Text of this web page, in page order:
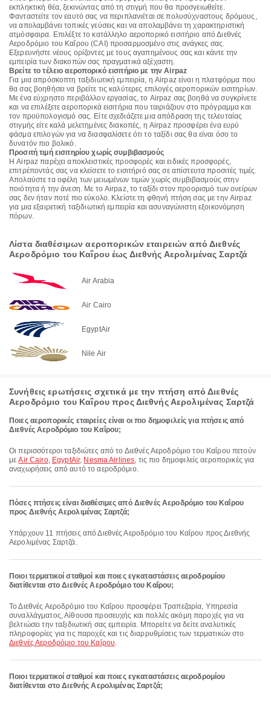
εκπληκτική θέα, ξεκινώντας από τη στιγμή που θα προσγειωθείτε.
Φανταστείτε τον εαυτό σας να περιπλανιέται σε πολυσύχναστους δρόμους,
να απολαμβάνει τοπικές γεύσεις και να απολαμβάνει τη χαρακτηριστική
ατμόσφαιρα. Επιλέξτε το κατάλληλο αεροπορικό εισιτήριο από Διεθνές
Αεροδρόμιο του Καΐρου (CAI) προσαρμοσμένο στις ανάγκες σας.
Εξερευνήστε νέους ορίζοντες με τους αγαπημένους σας και κάντε την
εμπειρία των διακοπών σας πραγματικά αξέχαστη.
Βρείτε το τέλειο αεροπορικό εισιτήριο με την Airpaz
Για μια απρόσκοπτη ταξιδιωτική εμπειρία, η Airpaz είναι η πλατφόρμα που
θα σας βοηθήσει να βρείτε τις καλύτερες επιλογές αεροπορικών εισιτηρίων.
Με ένα εύχρηστο περιβάλλον εργασίας, το Airpaz σας βοηθά να συγκρίνετε
και να επιλέξετε αεροπορικά εισιτήρια που ταιριάζουν στο πρόγραμμα και
τον προϋπολογισμό σας. Είτε σχεδιάζετε μια απόδραση της τελευταίας
στιγμής είτε καλά μελετημένες διακοπές, η Airpaz προσφέρει ένα ευρύ
φάσμα επιλογών για να διασφαλίσετε ότι το ταξίδι σας θα είναι όσο το
δυνατόν πιο βολικό.
Προσιτή τιμή εισιτηρίου χωρίς συμβιβασμούς
Η Airpaz παρέχει αποκλειστικές προσφορές και ειδικές προσφορές,
επιτρέποντάς σας να κλείσετε το εισιτήριό σας σε απίστευτα προσιτές τιμές.
Απολαύστε τα οφέλη των μειωμένων τιμών χωρίς συμβιβασμούς στην
ποιότητα ή την άνεση. Με το Airpaz, το ταξίδι στον προορισμό των ονείρων
σας δεν ήταν ποτέ πιο εύκολο. Κλείστε τη φθηνή πτήση σας με την Airpaz
για μια εξαιρετική ταξιδιωτική εμπειρία και ασυναγώνιστη εξοικονόμηση
πόρων.
Λίστα διαθέσιμων αεροπορικών εταιρειών από Διεθνές
Αεροδρόμιο του Καΐρου έως Διεθνής Αερολιμένας Σαρτζά
Air Arabia
Air Cairo
EgyptAir
Nile Air
Συνήθεις ερωτήσεις σχετικά με την πτήση από Διεθνές
Αεροδρόμιο του Καΐρου προς Διεθνής Αερολιμένας Σαρτζά
Ποιες αεροπορικές εταιρείες είναι οι πιο δημοφιλείς για πτήσεις από
Διεθνές Αεροδρόμιο του Καΐρου;
Οι περισσότεροι ταξιδιώτες από το Διεθνές Αεροδρόμιο του Καΐρου πετούν
μεAir Cairo, EgyptAir, Nesma Airlines, τις πιο δημοφιλείς αεροπορικές για
αναχωρήσεις από αυτό το αεροδρόμιο.
Πόσες πτήσεις είναι διαθέσιμες από Διεθνές Αεροδρόμιο του Καΐρου
προς Διεθνής Αερολιμένας Σαρτζά;
Υπάρχουν 11 πτήσεις από Διεθνές Αεροδρόμιο του Καΐρου προς Διεθνής
Αερολιμένας Σαρτζά.
Ποιοι τερματικοί σταθμοί και ποιες εγκαταστάσεις αεροδρομίου
διατίθενται στο Διεθνές Αεροδρόμιο του Καΐρου;
Το Διεθνές Αεροδρόμιο του Καΐρου προσφέρει Τραπεζαρία, Υπηρεσία
συναλλάγματος, Αίθουσα προσευχής και πολλές ακόμη παροχές για να
βελτιώσει την ταξιδιωτική σας εμπειρία. Μπορείτε να δείτε αναλυτικές
πληροφορίες για τις παροχές και τις διαρρυθμίσεις των τερματικών στο
Διεθνές Αεροδρόμιο του Καΐρου.
Ποιοι τερματικοί σταθμοί και ποιες εγκαταστάσεις αεροδρομίου
διατίθενται στο Διεθνής Αερολιμένας Σαρτζά;